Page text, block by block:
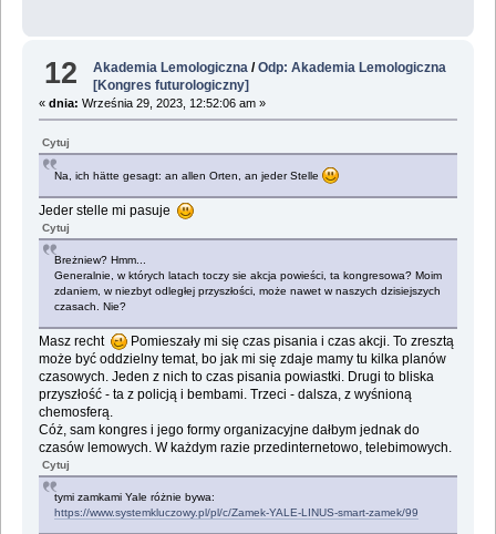
12 Akademia Lemologiczna /Odp: Akademia Lemologiczna
[Kongres futurologiczny]
« dnia: Września 29, 2023, 12:52:06 am »
Cytuj
Na, ich hätte gesagt: an allen Orten, an jeder Stelle
Jeder stelle mi pasuje
Cytuj
Breżniew? Hmm...
Generalnie, w których latach toczy sie akcja powieści, ta kongresowa? Moim
zdaniem, w niezbyt odległej przyszłości, może nawet w naszych dzisiejszych
czasach. Nie?
Masz recht
Pomieszały mi się czas pisania i czas akcji. To zresztą
może być oddzielny temat, bo jak mi się zdaje mamy tu kilka planów
czasowych. Jeden z nich to czas pisania powiastki. Drugi to bliska
przyszłość - ta z policją i bembami. Trzeci - dalsza, z wyśnioną
chemosferą.
Cóż, sam kongres i jego formy organizacyjne dałbym jednak do
czasów lemowych. W każdym razie przedinternetowo, telebimowych.
Cytuj
tymi zamkami Yale różnie bywa:
https://www.systemkluczowy.pl/pl/c/Zamek-YALE-LINUS-smart-zamek/99